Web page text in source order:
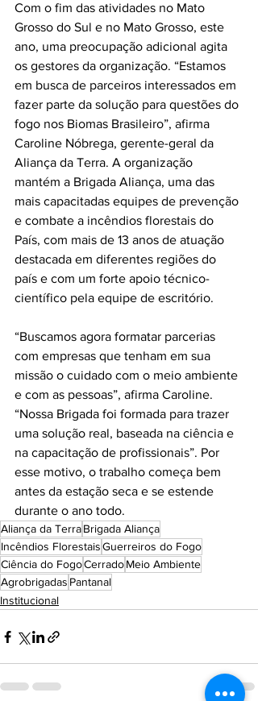
Com o fim das atividades no Mato
Grosso do Sul e no Mato Grosso, este
ano, uma preocupação adicional agita
os gestores da organização. “Estamos
em busca de parceiros interessados em
fazer parte da solução para questões do
fogo nos Biomas Brasileiro”, afirma
Caroline Nóbrega, gerente-geral da
Aliança da Terra. A organização
mantém a Brigada Aliança, uma das
mais capacitadas equipes de prevenção
e combate a incêndios florestais do
País, com mais de 13 anos de atuação
destacada em diferentes regiões do
país e com um forte apoio técnico-
científico pela equipe de escritório.
“Buscamos agora formatar parcerias
com empresas que tenham em sua
missão o cuidado com o meio ambiente
e com as pessoas”, afirma Caroline.
“Nossa Brigada foi formada para trazer
uma solução real, baseada na ciência e
na capacitação de profissionais”. Por
esse motivo, o trabalho começa bem
antes da estação seca e se estende
durante o ano todo.
Aliança da TerraBrigada Aliança
Incêndios FlorestaisGuerreiros do Fogo
Ciência do FogoCerradoMeio Ambiente
Agrobrigadas Pantanal
Institucional